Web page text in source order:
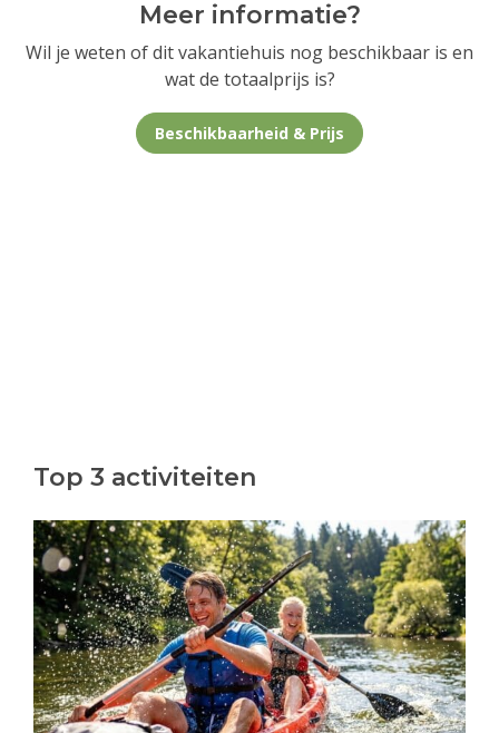
Meer informatie?
Wil je weten of dit vakantiehuis nog beschikbaar is en
wat de totaalprijs is?
Beschikbaarheid & Prijs
Top 3 activiteiten